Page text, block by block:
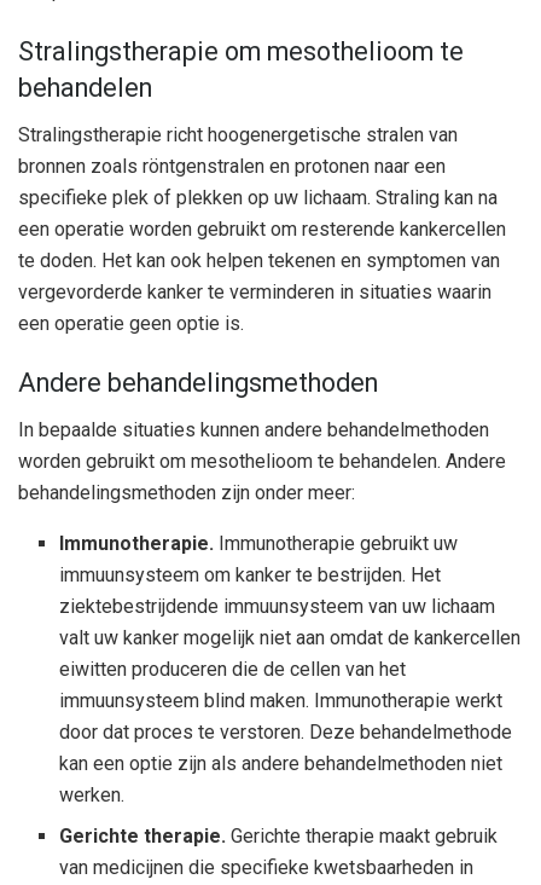
Stralingstherapie om mesothelioom te
behandelen
Stralingstherapie richt hoogenergetische stralen van
bronnen zoals röntgenstralen en protonen naar een
specifieke plek of plekken op uw lichaam. Straling kan na
een operatie worden gebruikt om resterende kankercellen
te doden. Het kan ook helpen tekenen en symptomen van
vergevorderde kanker te verminderen in situaties waarin
een operatie geen optie is.
Andere behandelingsmethoden
In bepaalde situaties kunnen andere behandelmethoden
worden gebruikt om mesothelioom te behandelen. Andere
behandelingsmethoden zijn onder meer:
Immunotherapie. Immunotherapie gebruikt uw
immuunsysteem om kanker te bestrijden. Het
ziektebestrijdende immuunsysteem van uw lichaam
valt uw kanker mogelijk niet aan omdat de kankercellen
eiwitten produceren die de cellen van het
immuunsysteem blind maken. Immunotherapie werkt
door dat proces te verstoren. Deze behandelmethode
kan een optie zijn als andere behandelmethoden niet
werken.
Gerichte therapie. Gerichte therapie maakt gebruik
van medicijnen die specifieke kwetsbaarheden in